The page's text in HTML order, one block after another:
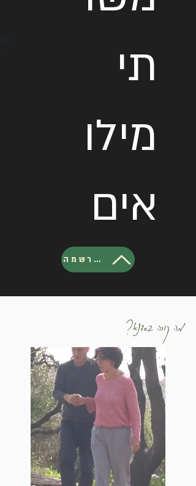
תי
מילו
אים
להרשמה
מה קורה בסדנא?